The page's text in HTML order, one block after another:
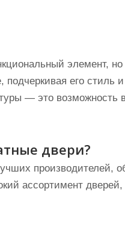
элемент, но
его стиль и
— это возможность
двери?
производителей,
ассортимент дверей,